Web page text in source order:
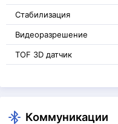
Стабилизация
Видеоразрешение
TOF 3D датчик
Коммуникации